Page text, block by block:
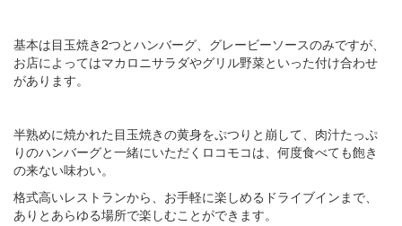
基本は目玉焼き2つとハンバーグ、グレービーソースのみですが、
お店によってはマカロニサラダやグリル野菜といった付け合わせ
があります。
半熟めに焼かれた目玉焼きの黄身をぷつりと崩して、肉汁たっぷ
りのハンバーグと一緒にいただくロコモコは、何度食べても飽き
の来ない味わい。
格式高いレストランから、お手軽に楽しめるドライブインまで、
ありとあらゆる場所で楽しむことができます。